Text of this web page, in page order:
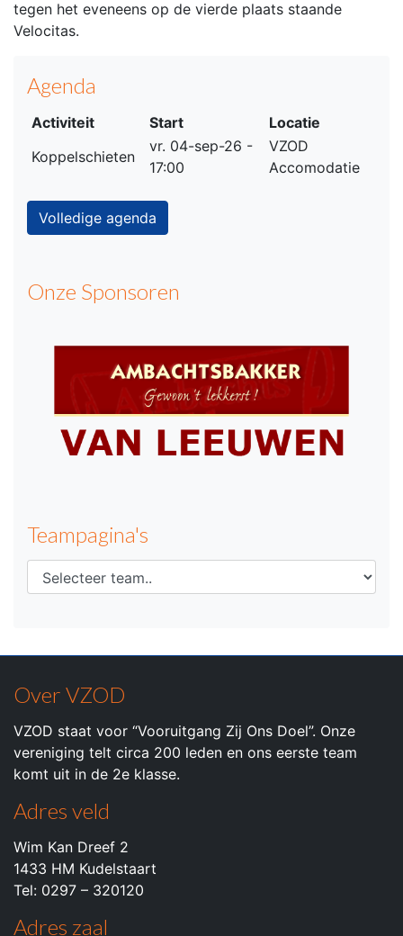
tegen het eveneens op de vierde plaats staande
Velocitas.
Agenda
Activiteit Start
Locatie
Koppelschieten
vr. 04-sep-26 -
17:00
VZOD
Accomodatie
Volledige agenda
Onze Sponsoren
Teampagina's
Over VZOD
VZOD staat voor “Vooruitgang Zij Ons Doel”. Onze
vereniging telt circa 200 leden en ons eerste team
komt uit in de 2e klasse.
Adres veld
Wim Kan Dreef 2
1433 HM Kudelstaart
Tel: 0297 – 320120
Adres zaal